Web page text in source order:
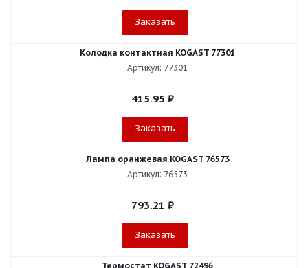
Заказать
Колодка контактная KOGAST 77301
Артикул: 77301
415.95 ₽
Заказать
Лампа оранжевая KOGAST 76573
Артикул: 76573
793.21 ₽
Заказать
Термостат KOGAST 72496